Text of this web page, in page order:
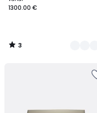
1300.00 €
3
/